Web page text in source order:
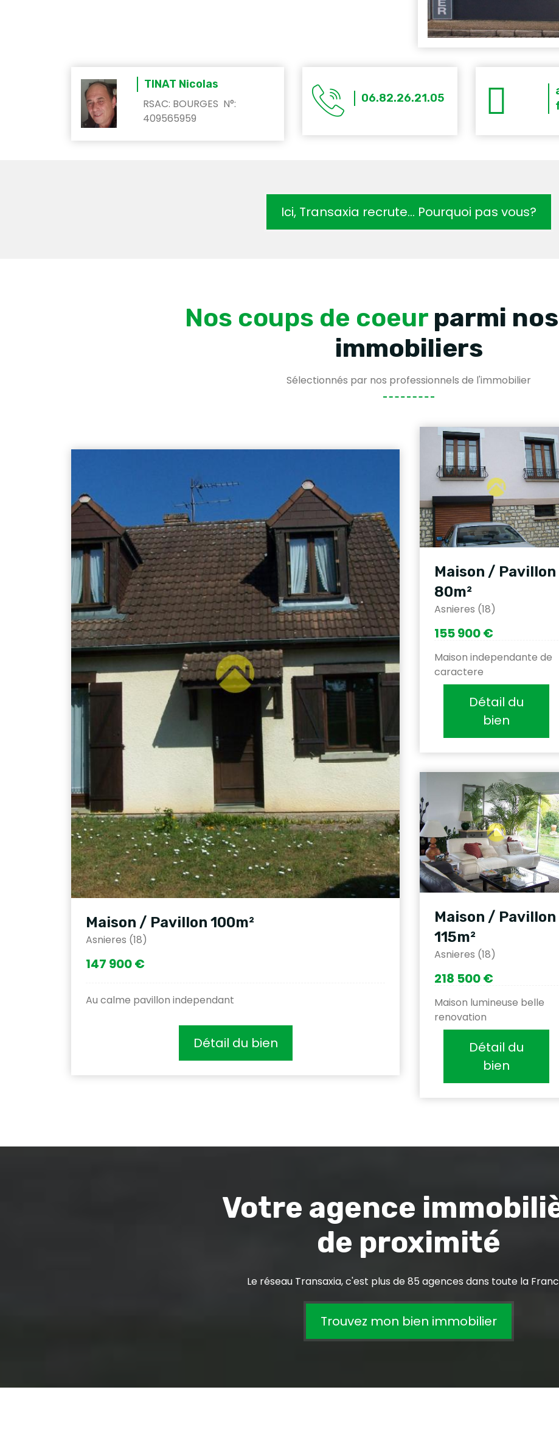
TINAT Nicolas
RSAC: BOURGES N°:
409565959
06.82.26.21.05
Ici, Transaxia recrute… Pourquoi pas vous?
Nos coups de coeur parmi
immobiliers
Sélectionnés par nos professionnels de l'immobilier
Maison / Pavillon 100m²
Asnieres (18)
147 900 €
Au calme pavillon independant
Détail du bien
Maison / Pavillon
80m²
Asnieres (18)
155 900 €
Maison independante de
caractere
Détail du
bien
Maison / Pavillon
115m²
Asnieres (18)
218 500 €
Maison lumineuse belle
renovation
Détail du
bien
Votre agence
de proximité
Le réseau Transaxia, c'est plus de 85 agences dans toute la
Trouvez mon bien immobilier